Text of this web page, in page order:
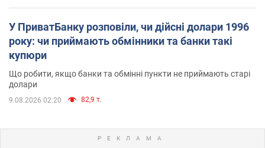
У ПриватБанку розповіли, чи дійсні долари 1996
року: чи приймають обмінники та банки такі
купюри
Що робити, якщо банки та обмінні пункти не приймають старі
долари
9.08.2026 02:20 82,9 т.